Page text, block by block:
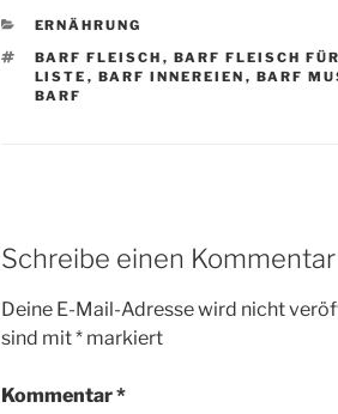
KATEGORIEN
ERNÄHRUNG
SCHLAGWÖRTER
BARF FLEISCH , BARF FLEISCH
LISTE , BARF INNEREIEN , BARF
BARF
Schreibe einen Kommentar
Deine E-Mail-Adresse wird nicht
sind mit* markiert
Kommentar*